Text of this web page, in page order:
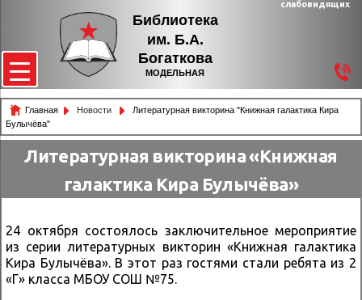
Библиотека
им. Б.А.
Богаткова
МОДЕЛЬНАЯ
слабовидящих
Главная Новости
Литературная викторина "Книжная галактика Кира
Булычёва"
Литературная викторина «Книжная
галактика Кира Булычёва»
24 октября состоялось заключительное мероприятие
из серии литературных викторин «Книжная галактика
Кира Булычёва». В этот раз гостями стали ребята из 2
«Г» класса МБОУ СОШ №75.